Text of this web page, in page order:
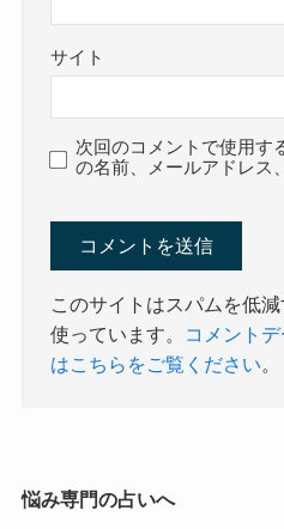
サイト
次回のコメントで使用す
の名前、メールアドレス
このサイトはスパムを低
使っています。
コメント
はこちらをご覧ください。
悩み専門の占いへ